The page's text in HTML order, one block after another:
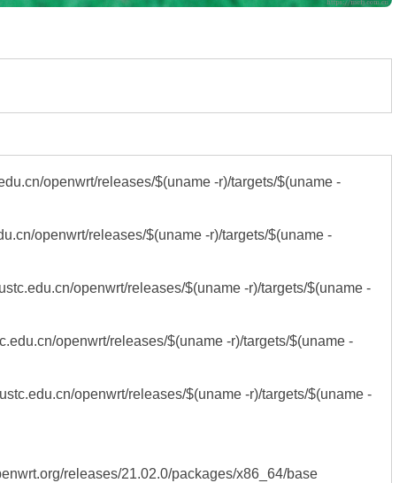
openwrt/releases/$(uname -r)/targets/$(uname -
openwrt/releases/$(uname -r)/targets/$(uname -
openwrt/releases/$(uname -r)/targets/$(uname -
openwrt/releases/$(uname -r)/targets/$(uname -
openwrt/releases/$(uname -r)/targets/$(uname -
releases/21.02.0/packages/x86_64/base